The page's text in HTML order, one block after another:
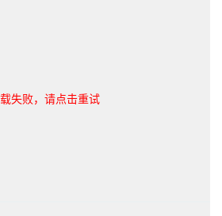
失败，请点击重试